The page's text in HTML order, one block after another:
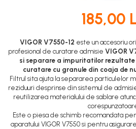
74 Ah
185,00
VIGOR V7550-12 este un accesoriu
profesional de curatare admisie VIGOR
si separare a impuritatilor rezultate
curatare cu granule din coaja de
Filtrul sita ajuta la separarea particulelor
reziduuri desprinse din sistemul de
reutilizarea materialului de sablare
Este o piesa de schimb recomandata
aparatului VIGOR V7550 si pentru